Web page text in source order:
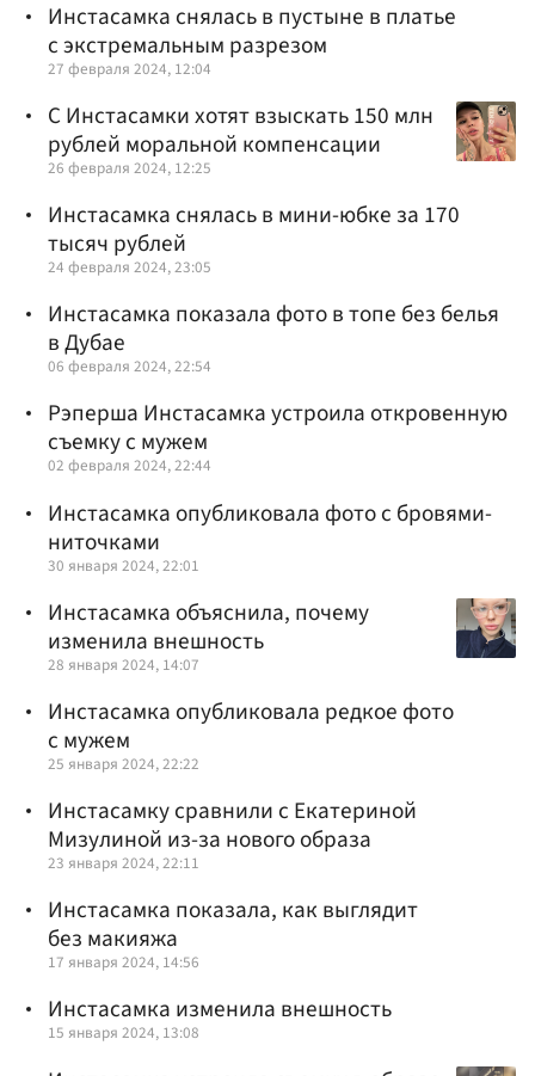
Инстасамка снялась в пустыне в платье
с экстремальным разрезом
27 февраля 2024, 12:04
С Инстасамки хотят взыскать 150 млн
рублей моральной компенсации
26 февраля 2024, 12:25
Инстасамка снялась в мини-юбке за 170
тысяч рублей
24 февраля 2024, 23:05
Инстасамка показала фото в топе без белья
в Дубае
06 февраля 2024, 22:54
Рэперша Инстасамка устроила откровенную
съемку с мужем
02 февраля 2024, 22:44
Инстасамка опубликовала фото с бровями-
ниточками
30 января 2024, 22:01
Инстасамка объяснила, почему
изменила внешность
28 января 2024, 14:07
Инстасамка опубликовала редкое фото
с мужем
25 января 2024, 22:22
Инстасамку сравнили с Екатериной
Мизулиной из-за нового образа
23 января 2024, 22:11
Инстасамка показала, как выглядит
без макияжа
17 января 2024, 14:56
Инстасамка изменила внешность
15 января 2024, 13:08